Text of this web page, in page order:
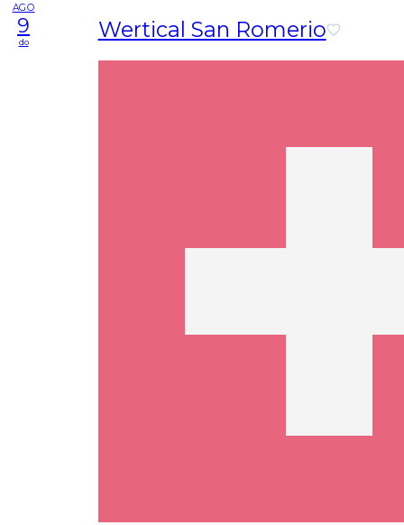
AGO
9
do Wertical San Romerio